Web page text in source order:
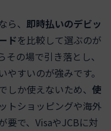
、 即時払いのデビッ
ドを比較して選ぶのが
の場で引き落とし、
すいのが強みです。
か使えないため、 使
トショッピングや海外
要で、VisaやJCBに対